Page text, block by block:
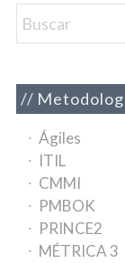
Ágiles
ITIL
CMMI
PMBOK
PRINCE2
MÉTRICA 3